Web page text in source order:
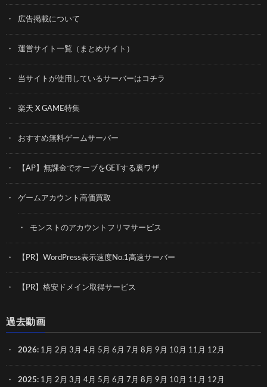
広告掲載について
運営サイト一覧（まとめサイト）
当サイトが使用しているサーバーはコチラ
楽天 X GAME特集
おすすめ無料ゲームサーバー
【AP】無課金でオーブをGETする裏ワザ
ゲームアカウント高価買取
モンストのアカウントフリマサービス
【PR】WordPress表示速度No.1高速サーバー
【PR】格安ドメイン取得サービス
過去動画
2026: 1月 2月 3月 4月 5月 6月 7月 8月 9月 10月 11月 12月
2025: 1月 2月 3月 4月 5月 6月 7月 8月 9月 10月 11月 12月